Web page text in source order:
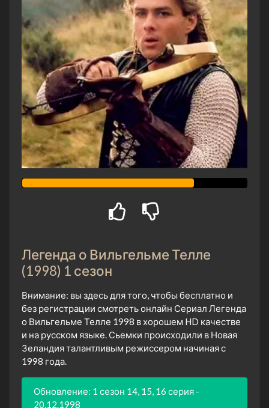
Легенда о Вильгельме Телле
(1998) 1 сезон
Внимание: вы здесь для того, чтобы бесплатно и
без регистрации смотреть онлайн Сериал Легенда
о Вильгельме Телле 1998 в хорошем HD качестве
и на русском языке. Сьемки происходили в Новая
Зеландия талантливым режиссером начиная с
1998 года.
Обновление: 1 сезон 14, 15, 16 серия -
20.12.1998